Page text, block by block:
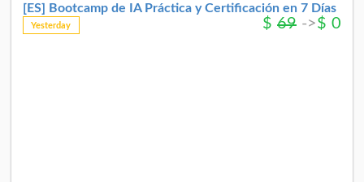
[ES] Bootcamp de IA Práctica y Certificación en 7 Días
Yesterday $ 69 ->$ 0